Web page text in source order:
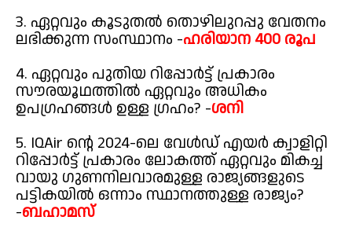
3. ഏറ്റവും കൂടുതൽ തൊഴിലുറപ്പു വേതനം
ലഭിക്കുന്ന സംസ്ഥാനം -ഹരിയാന 400 രൂപ
4. ഏറ്റവും പുതിയ റിപ്പോർട്ട് പ്രകാരം
സൗരയൂഥത്തിൽ ഏറ്റവും അധികം
ഉപഗ്രഹങ്ങൾ ഉള്ള ഗ്രഹം? -ശനി
5. IQAir ന്റെ 2024-ലെ വേൾഡ് എയർ ക്വാളിറ്റി
റിപ്പോർട്ട് പ്രകാരം ലോകത്ത് ഏറ്റവും മികച്ച
വായു ഗുണനിലവാരമുള്ള രാജ്യങ്ങളുടെ
പട്ടികയിൽ ഒന്നാം സ്ഥാനത്തുള്ള രാജ്യം?
-ബഹാമസ്